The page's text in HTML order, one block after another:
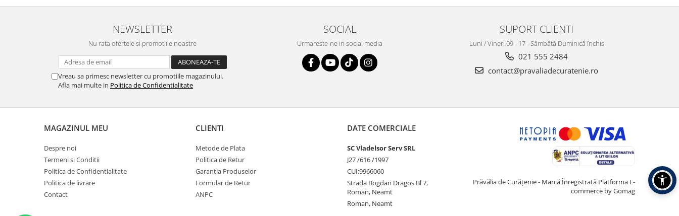
NEWSLETTER
Nu rata ofertele si promotiile noastre
Vreau sa primesc newsletter cu promotiile magazinului.
Afla mai multe in Politica de Confidentialitate
SOCIAL
Urmareste-ne in social media
SUPORT CLIENTI
Luni / Vineri 09 - 17 - Sâmbătă Duminică închis
021 555 2484
contact@pravaliadecuratenie.ro
MAGAZINUL MEU
Despre noi
Termeni si Conditii
Politica de Confidentialitate
Politica de livrare
Contact
CLIENTI
Metode de Plata
Politica de Retur
Garantia Produselor
Formular de Retur
ANPC
DATE COMERCIALE
SC Vladelsor Serv SRL
J27 /616 /1997
CUI:9966060
Strada Bogdan Dragos Bl 7,
Roman, Neamt
Roman, Neamt
Prăvălia de Curățenie - Marcă Înregistrată Platforma E-
commerce by Gomag